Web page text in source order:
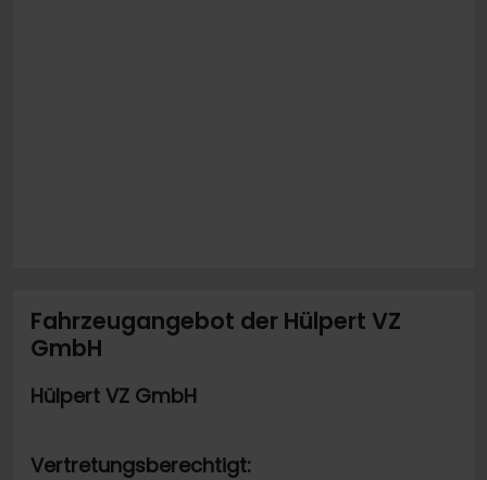
Fahrzeugangebot der Hülpert VZ
GmbH
Hülpert VZ GmbH
Vertretungsberechtigt: